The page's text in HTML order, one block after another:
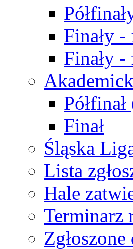
Finały -
Finały -
Finał
Śląska
Lista
Hale
Terminarz